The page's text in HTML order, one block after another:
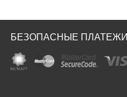
БЕЗОПАСНЫЕ ПЛАТЕЖИ